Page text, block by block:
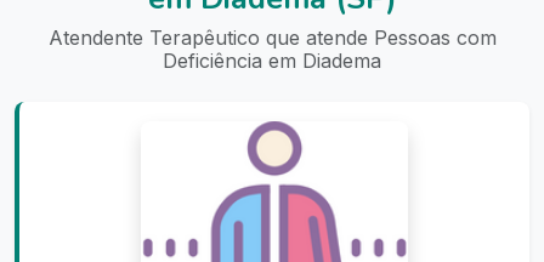
Atendente Terapêutico que atende Pessoas com
Deficiência em Diadema